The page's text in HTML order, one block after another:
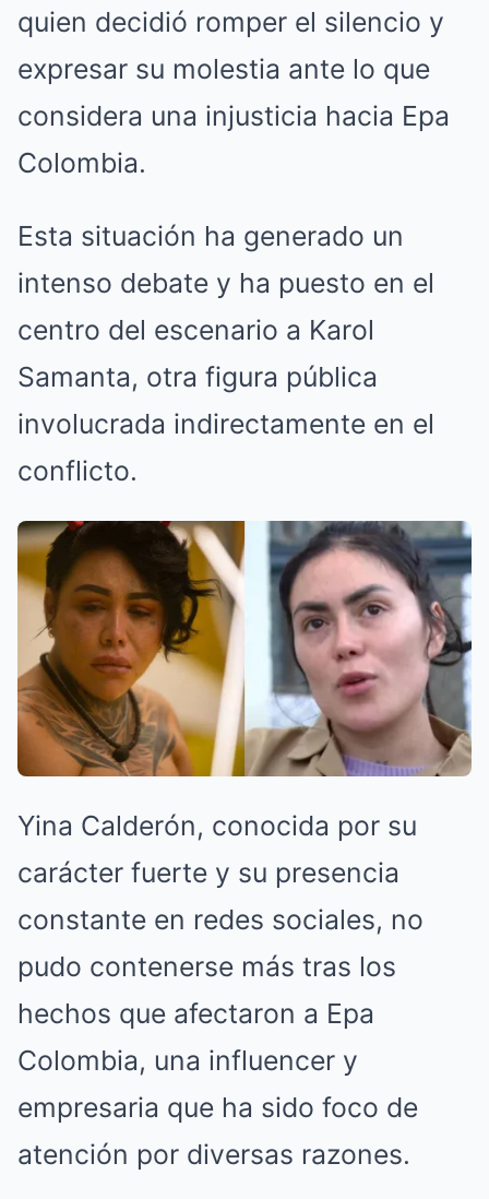
quien decidió romper el silencio y
expresar su molestia ante lo que
considera una injusticia hacia Epa
Colombia.
Esta situación ha generado un
intenso debate y ha puesto en el
centro del escenario a Karol
Samanta, otra figura pública
involucrada indirectamente en el
conflicto.
Yina Calderón, conocida por su
carácter fuerte y su presencia
constante en redes sociales, no
pudo contenerse más tras los
hechos que afectaron a Epa
Colombia, una influencer y
empresaria que ha sido foco de
atención por diversas razones.